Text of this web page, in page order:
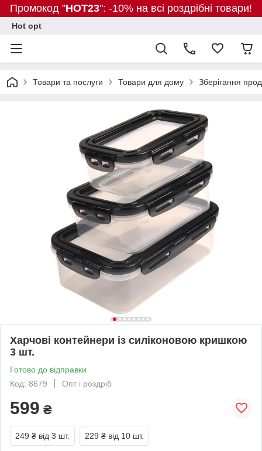
Промокод "HOT23": -10% на всі роздрібні товари!
Hot opt
Товари та послуги Товари для дому Зберігання
Харчові контейнери із силіконовою кришкою
3 шт.
Готово до відправки
Код: 8679
Опт і роздріб
599 ₴
249 ₴ від 3 шт. 229 ₴ від 10 шт.